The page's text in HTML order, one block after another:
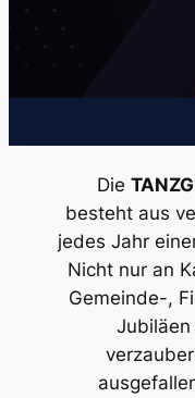
Die
besteht aus
jedes Jahr
Nicht nur an
Gemeinde-,